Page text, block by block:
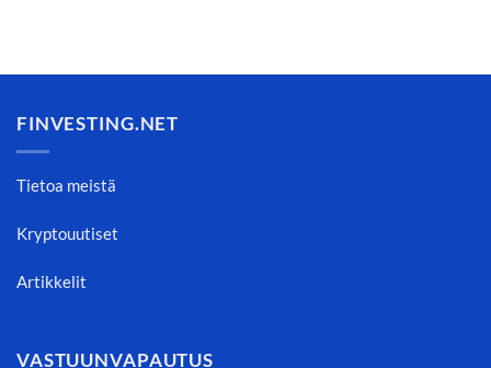
FINVESTING.NET
Tietoa meistä
Kryptouutiset
Artikkelit
VASTUUNVAPAUTUS